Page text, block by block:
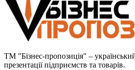
ТМ "Бізнес-пропозиція" –
презентації підприємств та товарів.